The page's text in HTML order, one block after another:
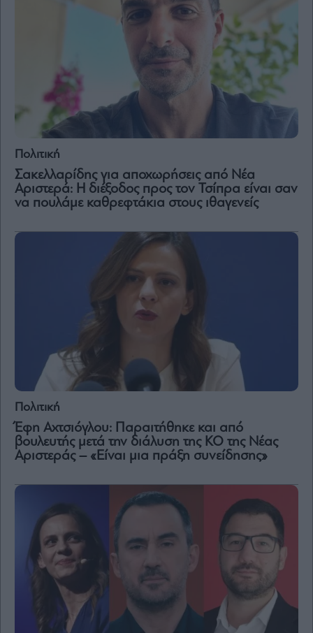
Πολιτική
Σακελλαρίδης για αποχωρήσεις από Νέα
Αριστερά: Η διέξοδος προς τον Τσίπρα είναι σαν
να πουλάμε καθρεφτάκια στους ιθαγενείς
Πολιτική
Έφη Αχτσιόγλου: Παραιτήθηκε και από
βουλευτής μετά την διάλυση της ΚΟ της Νέας
Αριστεράς – «Είναι μια πράξη συνείδησης»